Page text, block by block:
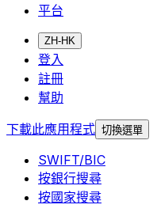
平台
ZH-HK
登入
註冊
幫助
下載此應用程式 切換選單
SWIFT/BIC
按銀行搜尋
按國家搜尋